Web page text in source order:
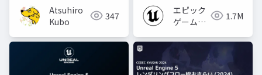
Atsuhiro
Kubo
347
エピック
ゲームズ
1.7M